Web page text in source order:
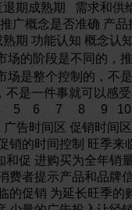
退期成熟期 需求和供
广概念是否准确 产品
期 功能认知 概念认
场的阶段是不同的，
场是整个控制的，不
不是一件事就可以感
6 7 8 9 10 11
告时间区 促销时间
销的时间控制 旺季来
和促 进购买为全年销
费者提示产品和品牌
的促销 为延长旺季的